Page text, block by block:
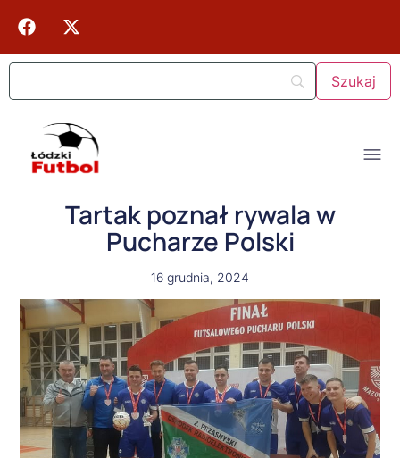
Tartak poznał rywala w
Pucharze Polski
16 grudnia, 2024